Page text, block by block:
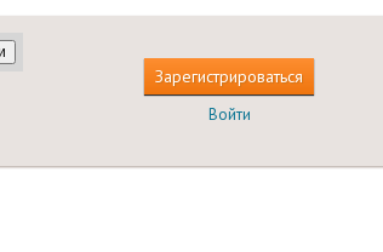
Зарегистрироваться
Войти